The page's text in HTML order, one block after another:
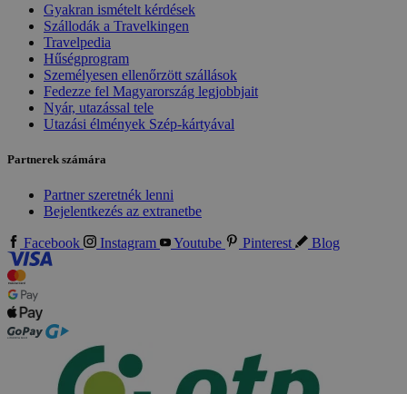
Gyakran ismételt kérdések
Szállodák a Travelkingen
Travelpedia
Hűségprogram
Személyesen ellenőrzött szállások
Fedezze fel Magyarország legjobbjait
Nyár, utazással tele
Utazási élmények Szép-kártyával
Partnerek számára
Partner szeretnék lenni
Bejelentkezés az extranetbe
Facebook Instagram Youtube Pinterest Blog